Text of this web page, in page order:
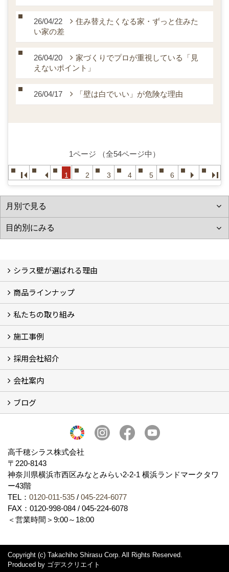
26/04/22
住み替えたくなる家・ずっと住みた
い家の差
26/04/20
家づくりでプロが重視している「見
えないポイント」
26/04/17 「壁は白でいい」が危険な理由
1ページ （全54ページ中）
1 2 3 4 5 6
シラス壁が選ばれる理由
シラスストーリー
こだわり
シラス壁の驚くべき性能
商品ラインナップ
一覧
内装仕上げ材
外装仕上げ材
舗装材
水性無機高分子系ハイブリッド型塗料
エコリフォーム
消臭壁紙
Q&A
資料PDF
私たちの取り組み
SDGs、GHGへの取り組み (2)
マグマシラス米
特別対談 (2)
高千穂シラス解説ムービー
研究プロジェクト (4)
プロジェクト (3)
施工事例
施工事例
お客様からのお便り
採用会社紹介
採用会社紹介
「鏝人の会」左官店のご紹介
会社案内
会社概要・沿革
代表の実績
製造紹介
ショールーム
アクセス
採用情報
バナーダウンロード
プライバシーポリシー
Takachiho Shirasu Global Site
LINE公式アカウント
ブログ
高千穂シラス株式会社
〒220-8143
神奈川県横浜市西区みなとみらい2‐2‐1 横浜ランドマークタワ
ー43階
TEL： 0120-011-535 / 045-224-6077
FAX：0120-998-084 / 045-224-6078
＜営業時間＞9:00～18:00
Copyright (c) Takachiho Shirasu Corp. All Rights Reserved.
Produced by ゴデスクリエイト